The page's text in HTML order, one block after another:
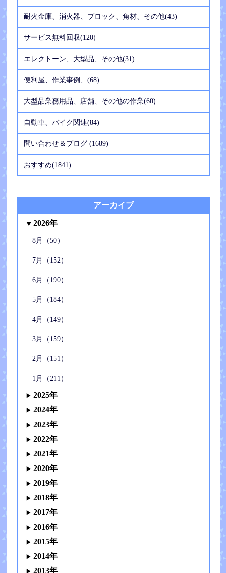
耐火金庫、消火器、ブロック、角材、その他(43)
サービス無料回収(120)
エレクトーン、大型品、その他(31)
便利屋、作業事例、(68)
大型品業務用品、店舗、その他の作業(60)
自動車、バイク関連(84)
問い合わせ＆ブログ (1689)
おすすめ(1841)
アーカイブ
2026年
8月（50）
7月（152）
6月（190）
5月（184）
4月（149）
3月（159）
2月（151）
1月（211）
2025年
2024年
2023年
2022年
2021年
2020年
2019年
2018年
2017年
2016年
2015年
2014年
2013年